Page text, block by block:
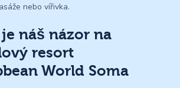
nebo vířivka.
náš názor na
resort
World Soma